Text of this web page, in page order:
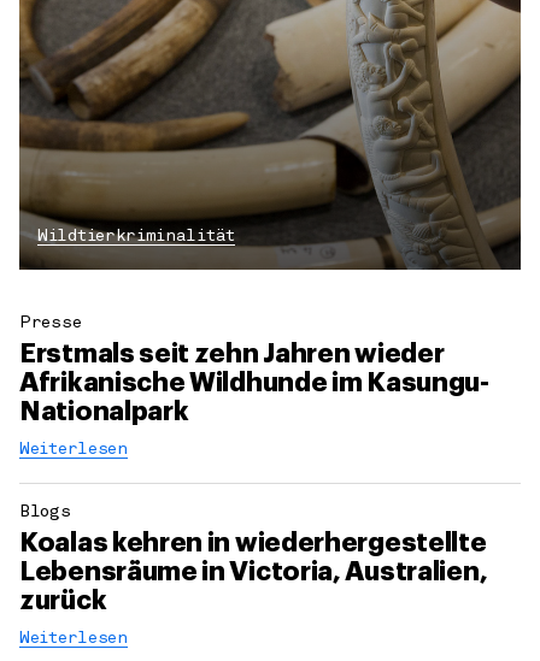
Wildtierkriminalität
Presse
Erstmals seit zehn Jahren wieder
Afrikanische Wildhunde im Kasungu-
Nationalpark
Weiterlesen
Blogs
Koalas kehren in wiederhergestellte
Lebensräume in Victoria, Australien,
zurück
Weiterlesen